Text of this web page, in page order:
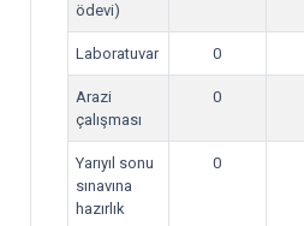
ödevi)
Laboratuvar 0
Arazi
çalışması
0
Yarıyıl sonu
sınavına
hazırlık
0